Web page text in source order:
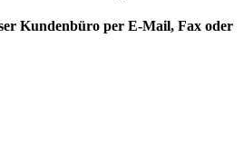
Kundenbüro per E-Mail, Fax oder